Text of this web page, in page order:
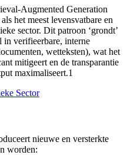
Augmented Generation
het meest levensvatbare en
sector. Dit patroon ‘grondt’
in verifieerbare, interne
wetteksten), wat het
mitigeert en de transparantie
maximaliseert.1
Sector
nieuwe en versterkte
worden: